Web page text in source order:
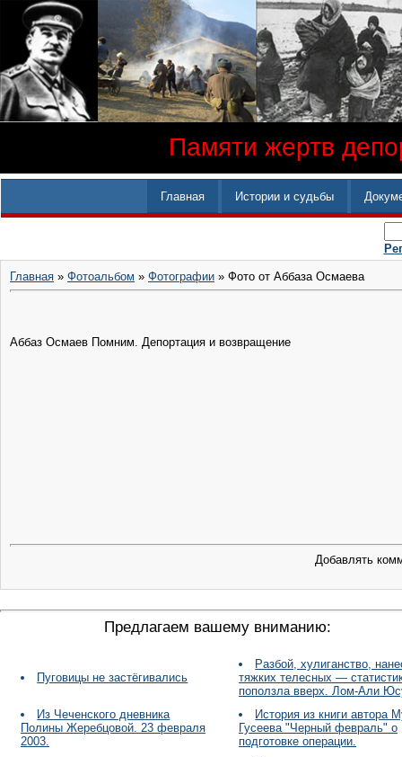
Памяти жертв
Главная Истории и судьбы
Главная » Фотоальбом » Фотографии » Фото от Аббаза Осмаева
Аббаз Осмаев ‎Помним. Депортация и возвращение
Добавлять
Предлагаем вашему вниманию:
Пуговицы не застёгивались
Разбой, хулиганство,
тяжких телесных —
поползла вверх. Лом-Али
Из Чеченского дневника
Полины Жеребцовой. 23 февраля
2003.
История из книги автора
Гусеева "Черный февраль" о
подготовке операции.